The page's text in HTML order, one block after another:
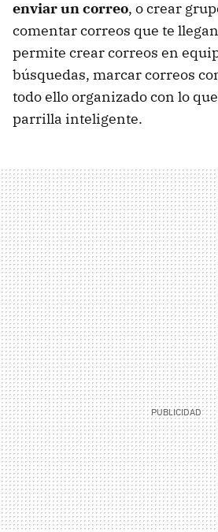
enviar un correo, o crear
comentar correos que te
permite crear correos en
búsquedas, marcar correos
todo ello organizado con lo
parrilla inteligente.